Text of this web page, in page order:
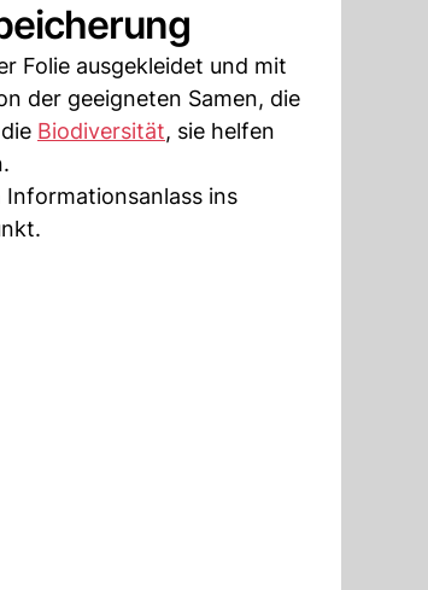
Folie ausgekleidet und mit
der geeigneten Samen, die
Biodiversität, sie helfen
Informationsanlass ins